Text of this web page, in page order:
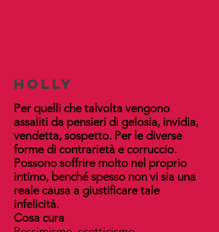
holly
Per quelli che talvolta vengono
assaliti da pensieri di gelosia, invidia,
vendetta, sospetto. Per le diverse
forme di contrarietà e corruccio.
Possono soffrire molto nel proprio
intimo, benché spesso non vi sia una
reale causa a giustificare tale
infelicità.
Cosa cura